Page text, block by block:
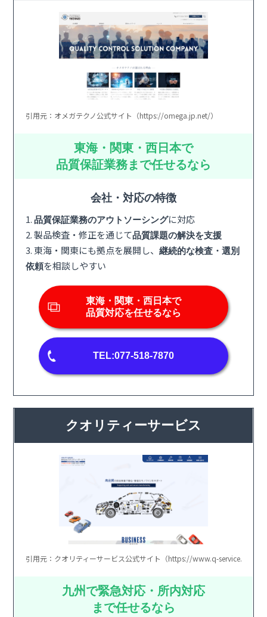
引用元：オメガテクノ公式サイト（https://omega.jp.net/）
東海・関東・西日本で
品質保証業務まで任せるなら
会社・対応の特徴
1.品質保証業務のアウトソーシングに対応
2. 製品検査・修正を通じて品質課題の解決を支援
3. 東海・関東にも拠点を展開し、継続的な検査・選別
依頼を相談しやすい
東海・関東・西日本で
品質対応を任せるなら
TEL:077-518-7870
クオリティーサービス
引用元：クオリティーサービス公式サイト（https://www.q-service.jp/）
九州で緊急対応・所内対応
まで任せるなら